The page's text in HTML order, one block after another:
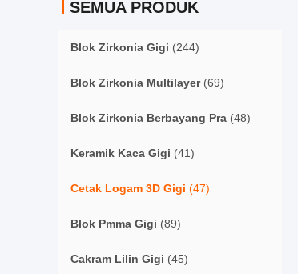
SEMUA PRODUK
Blok Zirkonia Gigi (244)
Blok Zirkonia Multilayer(69)
Blok Zirkonia Berbayang Pra (48)
Keramik Kaca Gigi (41)
Cetak Logam 3D Gigi (47)
Blok Pmma Gigi (89)
Cakram Lilin Gigi (45)